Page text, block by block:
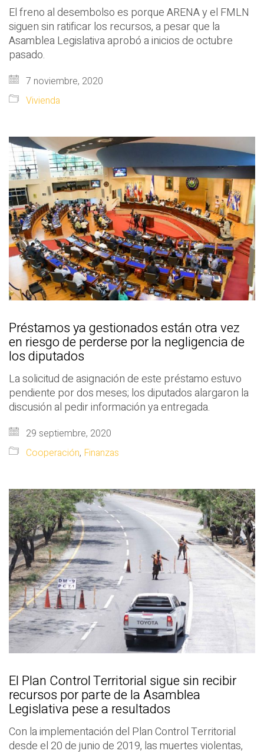
El freno al desembolso es porque ARENA y el FMLN
siguen sin ratificar los recursos, a pesar que la
Asamblea Legislativa aprobó a inicios de octubre
pasado.
7 noviembre, 2020
Vivienda
Préstamos ya gestionados están otra vez
en riesgo de perderse por la negligencia de
los diputados
La solicitud de asignación de este préstamo estuvo
pendiente por dos meses; los diputados alargaron la
discusión al pedir información ya entregada.
29 septiembre, 2020
Cooperación, Finanzas
El Plan Control Territorial sigue sin recibir
recursos por parte de la Asamblea
Legislativa pese a resultados
Con la implementación del Plan Control Territorial
desde el 20 de junio de 2019, las muertes violentas,